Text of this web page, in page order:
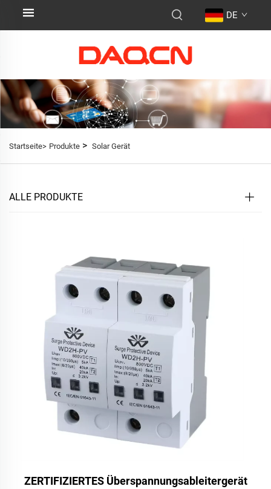
DE
Startseite> Produkte > Solar Gerät
ALLE PRODUKTE
ZERTIFIZIERTES Überspannungsableitergerät